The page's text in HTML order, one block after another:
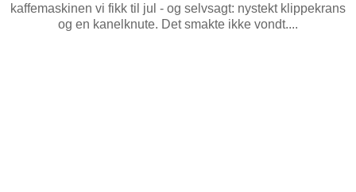
kaffemaskinen vi fikk til jul - og selvsagt: nystekt klippekrans
og en kanelknute. Det smakte ikke vondt....